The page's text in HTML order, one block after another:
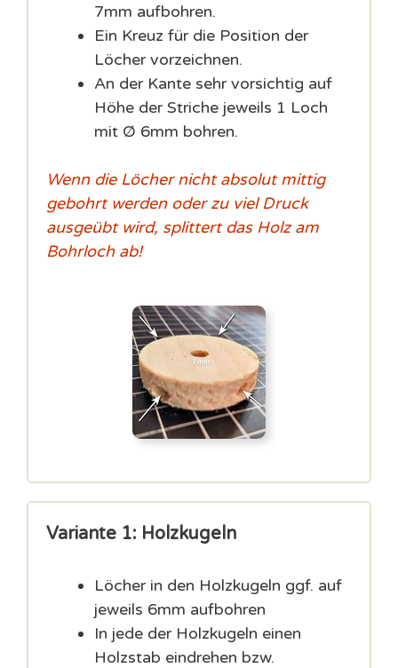
7mm aufbohren.
Ein Kreuz für die Position der
Löcher vorzeichnen.
An der Kante sehr vorsichtig auf
Höhe der Striche jeweils 1 Loch
mit Ø 6mm bohren.
Wenn die Löcher nicht absolut mittig
gebohrt werden oder zu viel Druck
ausgeübt wird, splittert das Holz am
Bohrloch ab!
Variante 1: Holzkugeln
Löcher in den Holzkugeln ggf. auf
jeweils 6mm aufbohren
In jede der Holzkugeln einen
Holzstab eindrehen bzw.